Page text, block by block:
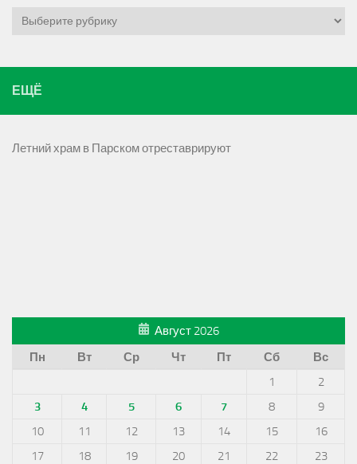
Рубрики
ЕЩЁ
Летний храм в Парском отреставрируют
Август 2026
Пн
Вт Ср Чт Пт Сб
Вс
1
2
3
4 5 6 7 8
9
10
11 12 13 14 15
16
17
18 19 20 21 22
23